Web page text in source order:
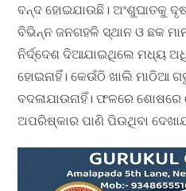
ବନ୍ଦ ହୋଇଯାଉଛି। ଅଂଶୁଘାତକୁ
ବିଭିନ୍ନ ଜନଗହଳି ସ୍ଥାନ ଓ ଛକ
ନିର୍ଦ୍ଦେଶ ଦିଆଯାଇଥିଲେ ମଧ୍ୟ
ହୋଇନାହିଁ। କେଉଁଠି ଖାଲି ମାଠିଆ
ବଦଳାଯାଉନାହିଁ। ଫଳରେ
ଅପରିଷ୍କାର ପାଣି ପିଉଥିବା